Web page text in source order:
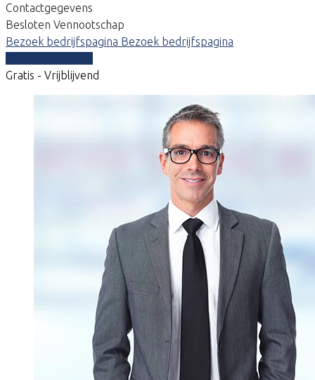
Contactgegevens
Besloten Vennootschap
Bezoek bedrijfspagina Bezoek bedrijfspagina
Gratis - Vrijblijvend